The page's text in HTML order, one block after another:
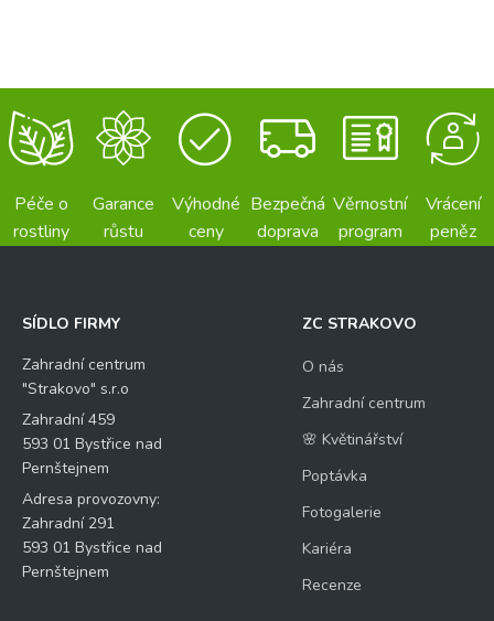
Péče o
rostliny
Garance
růstu
Výhodné
ceny
Bezpečná
doprava
Věrnostní
program
Vrácení
peněz
SÍDLO FIRMY
Zahradní centrum
"Strakovo" s.r.o
Zahradní 459
593 01 Bystřice nad
Pernštejnem
Adresa provozovny:
Zahradní 291
593 01 Bystřice nad
Pernštejnem
ZC STRAKOVO
O nás
Zahradní centrum
🌸 Květinářství
Poptávka
Fotogalerie
Kariéra
Recenze